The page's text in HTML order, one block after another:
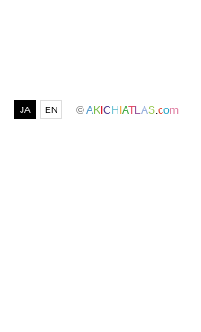
JA EN ©AK C H ATLAS.com